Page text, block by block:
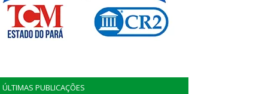
ÚLTIMAS PUBLICAÇÕES